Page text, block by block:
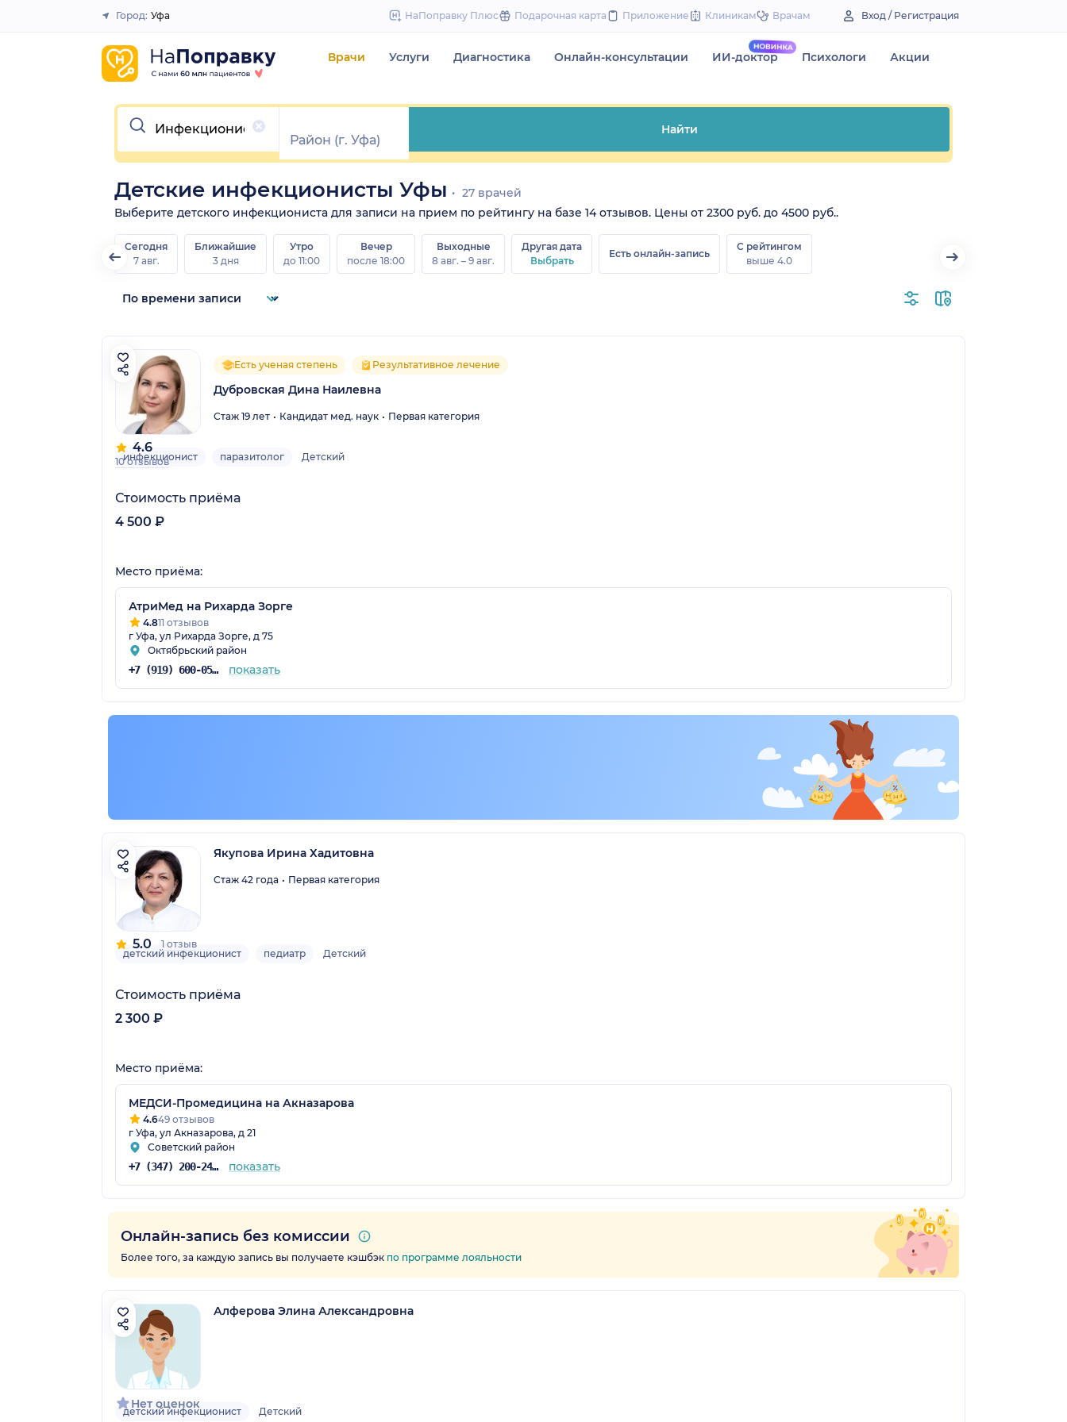
to
Закрыть
Город: Уфа НаПоправку Плюс Подарочная карта Приложение Клиникам Врачам Вход / Регистрация
Врачи Услуги Диагностика Онлайн-консультации ИИ-доктор Психологи Акции
Очистить
Найти
Детские инфекционисты Уфы
27 врачей
Выберите детского инфекциониста для записи на прием по рейтингу на базе 14 отзывов. Цены от 2300 руб. до 4500 руб..
Сегодня
7 авг.
Ближайшие
3 дня
Утро
до 11:00
Вечер
после 18:00
Выходные
8 авг. – 9 авг.
Другая дата
Выбрать
Есть онлайн-запись
С рейтингом
выше 4.0
4.6
10 отзывов
Есть ученая степень Результативное лечение
Дубровская Дина Наилевна
Стаж 19 лет Кандидат мед. наук Первая категория
инфекционист паразитолог Детский
Стоимость приёма
4 500 ₽
Место приёма:
АтриМед на Рихарда Зорге
4.811 отзывов
г Уфа, ул Рихарда Зорге, д 75
Октябрьский район
+7 (919) 600-05-33 показать
5.0 1 отзыв
Якупова Ирина Хадитовна
Стаж 42 года Первая категория
детский инфекционист педиатр Детский
Стоимость приёма
2 300 ₽
Место приёма:
МЕДСИ-Промедицина на Акназарова
4.649 отзывов
г Уфа, ул Акназарова, д 21
Советский район
+7 (347) 200-24-71 показать
Онлайн-запись без комиссии
Более того, за каждую запись вы получаете кэшбэк по программе лояльности
Нет оценок
Алферова Элина Александровна
детский инфекционист Детский